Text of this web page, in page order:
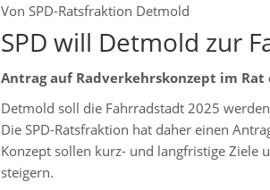
VonSPD-Ratsfraktion Detmold
SPD will Detmold zur
Antrag auf Radverkehrskonzept im
Detmold soll die Fahrradstadt 2025
Die SPD-Ratsfraktion hat daher einen
Konzept sollen kurz- und langfristige Ziele
steigern.